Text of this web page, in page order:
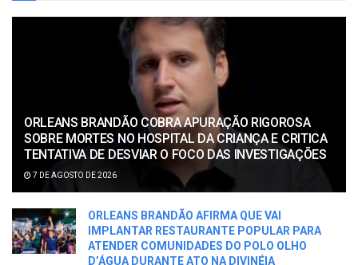
ORLEANS BRANDÃO COBRA APURAÇÃO RIGOROSA
SOBRE MORTES NO HOSPITAL DA CRIANÇA E CRITICA
TENTATIVA DE DESVIAR O FOCO DAS INVESTIGAÇÕES
7 DE AGOSTO DE 2026
ORLEANS BRANDÃO AFIRMA QUE VAI
IMPLANTAR RESTAURANTE POPULAR PARA
ATENDER COMUNIDADES DO POLO OLHO
D’ÁGUA DURANTE ATO NA DIVINÉIA